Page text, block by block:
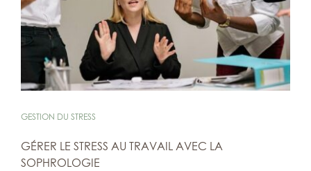
GESTION DU STRESS
GÉRER LE STRESS AU TRAVAIL AVEC LA
SOPHROLOGIE